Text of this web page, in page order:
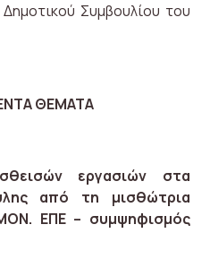
Συμβουλίου του
ΘΕΜΑΤΑ
εργασιών στα
από τη μισθώτρια
ΕΠΕ – συμψηφισμός